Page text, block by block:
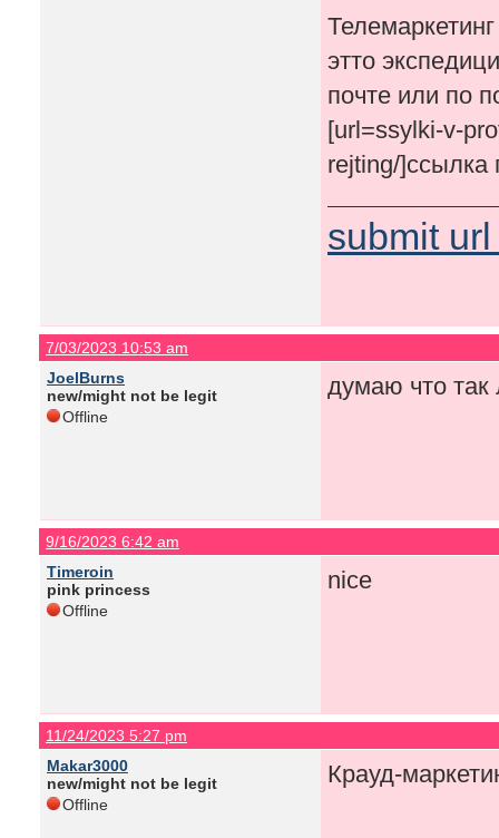
этто
почте или по
[url=ssylki-v-
rejting/]ссылка
submit
7/03/2023 10:53 am
JoelBurns
new/might not be legit
Offline
думаю что так
9/16/2023 6:42 am
Timeroin
pink princess
Offline
nice
11/24/2023 5:27 pm
Makar3000
new/might not be legit
Offline
Крауд-